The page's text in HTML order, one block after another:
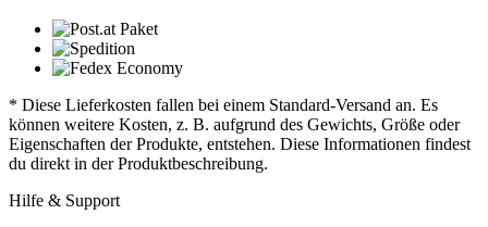
* Diese Lieferkosten fallen bei einem Standard-Versand an. Es
können weitere Kosten, z. B. aufgrund des Gewichts, Größe oder
Eigenschaften der Produkte, entstehen. Diese Informationen findest
du direkt in der Produktbeschreibung.
Hilfe & Support